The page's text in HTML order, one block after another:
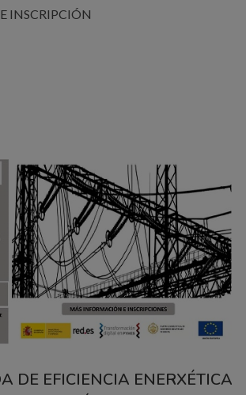
INSCRIPCIÓN
DE EFICIENCIA ENERXÉTICA